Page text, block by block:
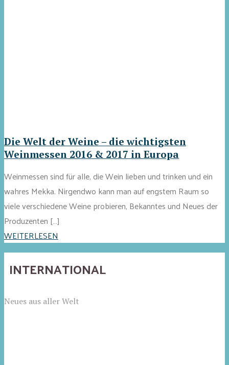
Die Welt der Weine – die wichtigsten
Weinmessen 2016 & 2017 in Europa
Weinmessen sind für alle, die Wein lieben und trinken und ein
wahres Mekka. Nirgendwo kann man auf engstem Raum so
viele verschiedene Weine probieren, Bekanntes und Neues der
Produzenten […]
WEITERLESEN
INTERNATIONAL
Neues aus aller Welt